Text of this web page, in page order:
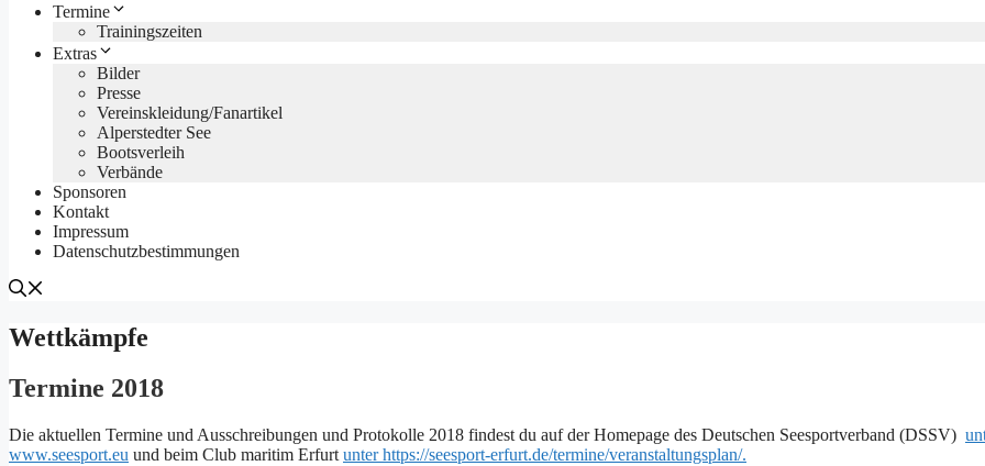
Termine
Trainingszeiten
Extras
Bilder
Presse
Vereinskleidung/Fanartikel
Alperstedter See
Bootsverleih
Verbände
Sponsoren
Kontakt
Impressum
Datenschutzbestimmungen
Wettkämpfe
Termine 2018
Die aktuellen Termine und Ausschreibungen und Protokolle 2018 findest du auf der Homepage des Deutschen Seesportverband (DSSV)
www.seesport.eu und beim Club maritim Erfurt unter https://seesport-erfurt.de/termine/veranstaltungsplan/.